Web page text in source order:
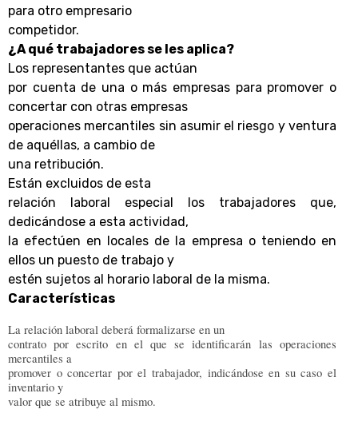
para otro empresario
competidor.
¿A qué trabajadores se les aplica?
Los representantes que actúan
por cuenta de una o más empresas para promover o
concertar con otras empresas
operaciones mercantiles sin asumir el riesgo y ventura
de aquéllas, a cambio de
una retribución.
Están excluidos de esta
relación laboral especial los trabajadores que,
dedicándose a esta actividad,
la efectúen en locales de la empresa o teniendo en
ellos un puesto de trabajo y
estén sujetos al horario laboral de la misma.
Características
La relación laboral deberá formalizarse en un
contrato por escrito en el que se identificarán las operaciones
mercantiles a
promover o concertar por el trabajador, indicándose en su caso el
inventario y
valor que se atribuye al mismo.